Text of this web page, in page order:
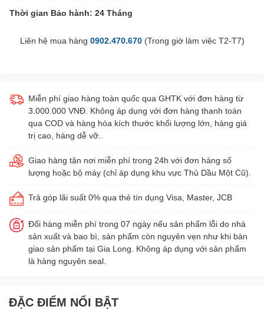
Thời gian Bảo hành: 24 Tháng
Liên hệ mua hàng 0902.470.670(Trong giờ làm việc T2-T7)
Miễn phí giao hàng toàn quốc qua GHTK với đơn hàng từ
3.000.000 VNĐ. Không áp dụng với đơn hàng thanh toán
qua COD và hàng hóa kích thước khối lượng lớn, hàng giá
trị cao, hàng dễ vỡ..
Giao hàng tận nơi miễn phí trong 24h với đơn hàng số
lượng hoặc bộ máy (chỉ áp dụng khu vực Thủ Dầu Một Cũ).
Trả góp lãi suất 0% qua thẻ tín dụng Visa, Master, JCB
Đổi hàng miễn phí trong 07 ngày nếu sản phẩm lỗi do nhà
sản xuất và bao bì, sản phẩm còn nguyên vẹn như khi bàn
giao sản phẩm tại Gia Long. Không áp dụng với sản phẩm
là hàng nguyên seal.
ĐẶC ĐIỂM NỔI BẬT